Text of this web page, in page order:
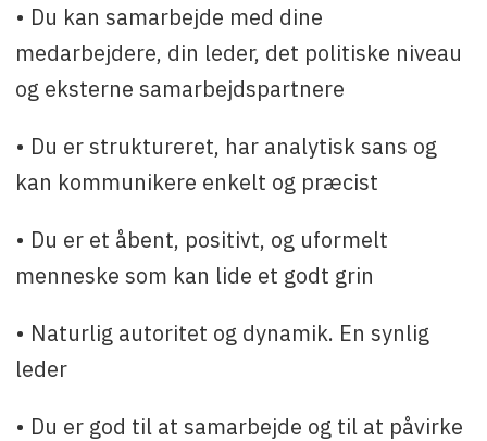
• Du kan samarbejde med dine
medarbejdere, din leder, det politiske niveau
og eksterne samarbejdspartnere
• Du er struktureret, har analytisk sans og
kan kommunikere enkelt og præcist
• Du er et åbent, positivt, og uformelt
menneske som kan lide et godt grin
• Naturlig autoritet og dynamik. En synlig
leder
• Du er god til at samarbejde og til at påvirke